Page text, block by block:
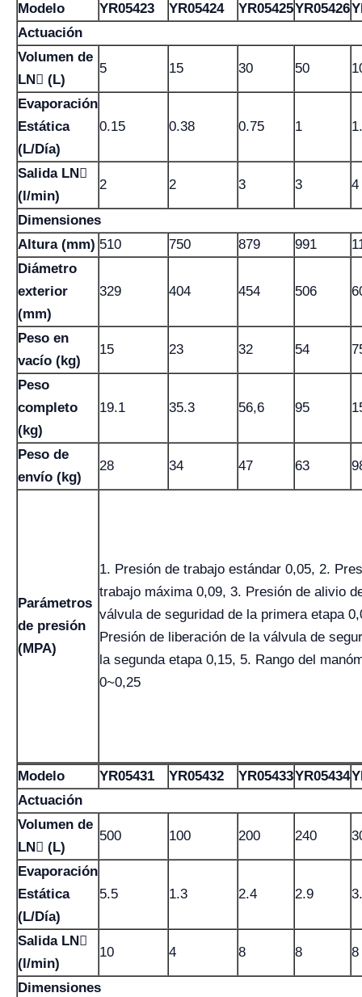
Modelo YR05423 YR05424 YR05425YR05426
Actuación
Volumen de
LN (L)
5 15 30 50
Evaporación
Estática
(L/Día)
0.15 0.38 0.75 1
Salida LN
(l/min)
2 2 3 3 4
Dimensiones
Altura (mm) 510 750 879 991
Diámetro
exterior
(mm)
329 404 454 506
Peso en
vacío (kg)
15 23 32 54
Peso
completo
(kg)
19.1 35.3 56,6 95
Peso de
envío (kg)
28 34 47 63
Parámetros
de presión
(MPA)
1. Presión de trabajo estándar 0,05, 2.
trabajo máxima 0,09, 3. Presión de alivio
válvula de seguridad de la primera etapa
Presión de liberación de la válvula de
la segunda etapa 0,15, 5. Rango del
0~0,25
Modelo YR05431 YR05432 YR05433YR05434
Actuación
Volumen de
LN (L)
500 100 200 240
Evaporación
Estática
(L/Día)
5.5 1.3 2.4 2.9
Salida LN
(l/min)
10 4 8 8 8
Dimensiones